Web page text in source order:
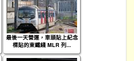
最後一天營運，車頭貼上紀念
標貼的東鐵綫 MLR 列...